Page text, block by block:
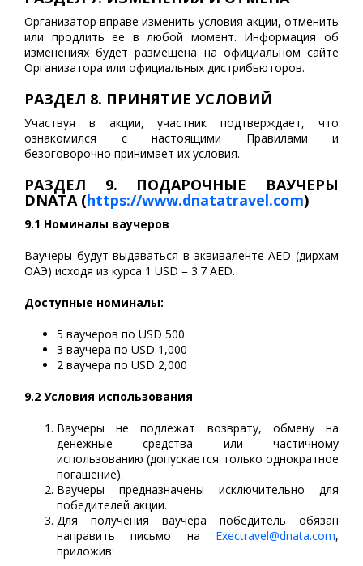
Организатор вправе изменить условия акции, отменить
или продлить ее в любой момент. Информация об
изменениях будет размещена на официальном сайте
Организатора или официальных дистрибьюторов.
РАЗДЕЛ 8. ПРИНЯТИЕ УСЛОВИЙ
Участвуя в акции, участник подтверждает, что
ознакомился с настоящими Правилами и
безоговорочно принимает их условия.
РАЗДЕЛ 9. ПОДАРОЧНЫЕ ВАУЧЕРЫ
DNATA (https://www.dnatatravel.com)
9.1 Номиналы ваучеров
Ваучеры будут выдаваться в эквиваленте AED (дирхам
ОАЭ) исходя из курса 1 USD = 3.7 AED.
Доступные номиналы:
5 ваучеров по USD 500
3 ваучера по USD 1,000
2 ваучера по USD 2,000
9.2 Условия использования
Ваучеры не подлежат возврату, обмену на
денежные средства или частичному
использованию (допускается только однократное
погашение).
Ваучеры предназначены исключительно для
победителей акции.
Для получения ваучера победитель обязан
направить письмо на Exectravel@dnata.com,
приложив: